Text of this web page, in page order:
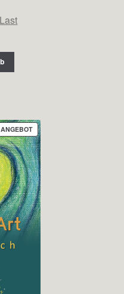
ANGEBOTPRODUKT
IM
ANGEBOT